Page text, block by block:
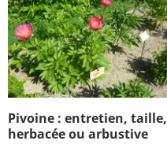
Pivoine : entretien, taille,
herbacée ou arbustive